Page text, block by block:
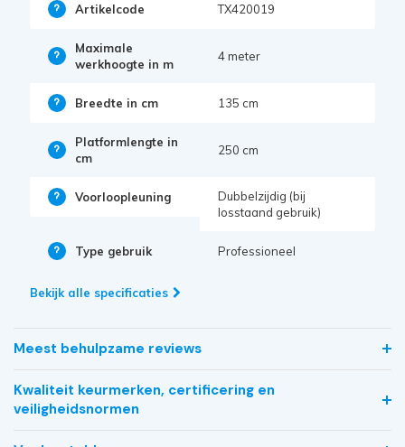
Artikelcode TX420019
Maximale
werkhoogte in m
4 meter
Breedte in cm 135 cm
Platformlengte in
cm
250 cm
Voorloopleuning
Dubbelzijdig (bij
losstaand gebruik)
Type gebruik Professioneel
Bekijk alle specificaties
Meest behulpzame reviews
Kwaliteit keurmerken, certificering en
veiligheidsnormen